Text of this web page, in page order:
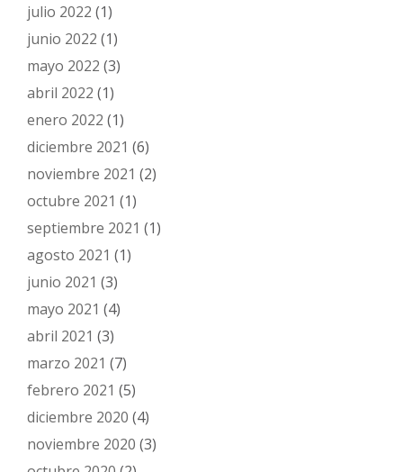
julio 2022 (1)
junio 2022 (1)
mayo 2022 (3)
abril 2022 (1)
enero 2022 (1)
diciembre 2021 (6)
noviembre 2021 (2)
octubre 2021 (1)
septiembre 2021 (1)
agosto 2021 (1)
junio 2021 (3)
mayo 2021 (4)
abril 2021 (3)
marzo 2021 (7)
febrero 2021 (5)
diciembre 2020 (4)
noviembre 2020 (3)